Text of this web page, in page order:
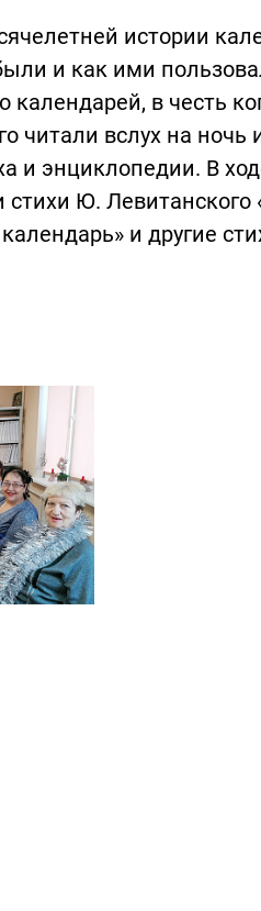
истории
и как ими
календарей, в честь
читали вслух на ночь
и энциклопедии. В
Ю. Левитанского
и другие